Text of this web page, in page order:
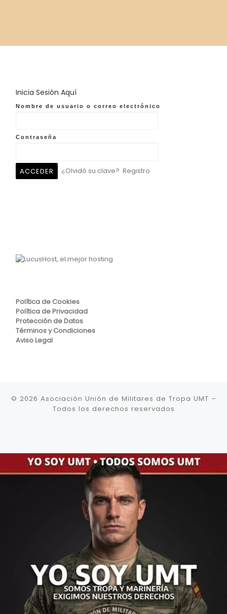
Inicia Sesión Aquí
Nombre de usuario o correo electrónico
Contraseña
¿Olvidó su clave? Registro
Política de Cookies
Política de Privacidad
Protección de Datos
Términos y Condiciones
Aviso Legal
© 2026 Asociación Unión de Militares de Tropa UMT –
Todos los derechos reservados